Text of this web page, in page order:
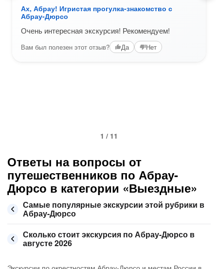
Ах, Абрау! Игристая прогулка-знакомство с
Абрау-Дюрсо
Очень интересная экскурсия! Рекомендуем!
Вам был полезен этот отзыв? Да Нет
1 / 11
Ответы на вопросы от
путешественников по Абрау-
Дюрсо в категории «Выездные»
Самые популярные экскурсии этой рубрики в
Абрау-Дюрсо
Сколько стоит экскурсия по Абрау-Дюрсо в
августе 2026